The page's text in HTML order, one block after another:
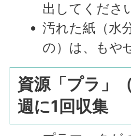
出してくださ
汚れた紙（水
の）は、もや
資源「プラ」
週に1回収集